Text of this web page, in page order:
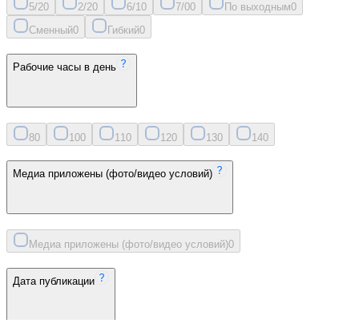
5/20 2/20 6/10 7/00 По выходным0
Сменный0 Гибкий0
Рабочие часы в день
80 100 11 0 120 130 140
Медиа приложены (фото/видео условий)
Медиа приложены (фото/видео условий)0
Дата публикации